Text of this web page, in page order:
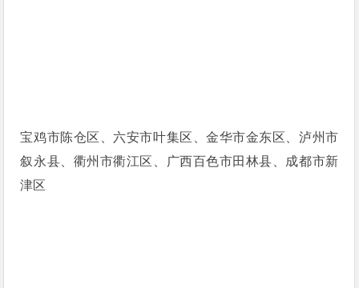
宝鸡市陈仓区、六安市叶集区、金华市金东区、泸州市
叙永县、衢州市衢江区、广西百色市田林县、成都市新
津区